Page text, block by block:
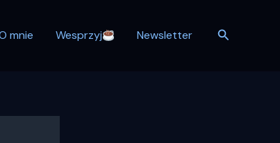
mnie Wesprzyj Newsletter Szukaj